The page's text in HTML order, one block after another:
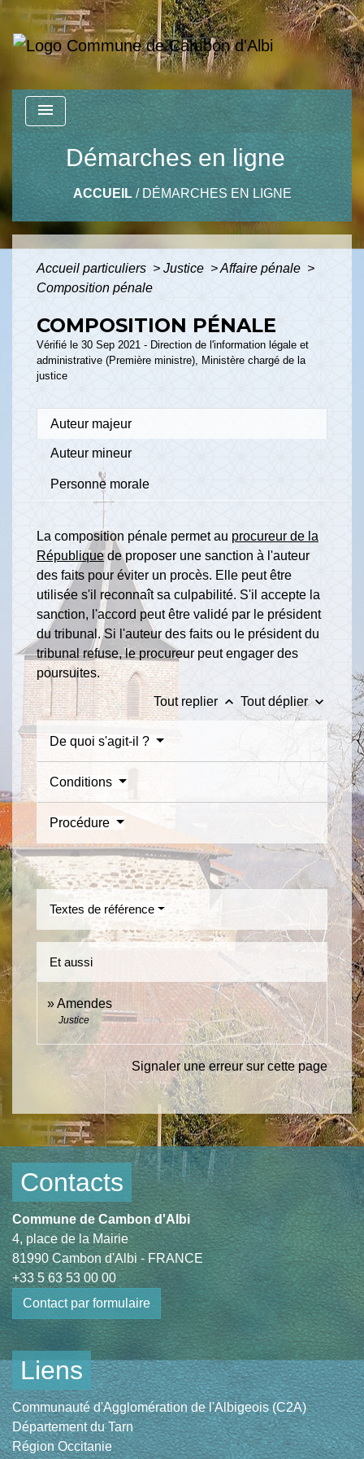
menu
Démarches en ligne
ACCUEIL/ DÉMARCHES EN LIGNE
Accueil particuliers > Justice >Affaire pénale >
Composition pénale
COMPOSITION PÉNALE
Vérifié le 30 Sep 2021 - Direction de l'information légale et
administrative (Première ministre), Ministère chargé de la
justice
Auteur majeur
Auteur mineur
Personne morale
La composition pénale permet au procureur de la
Républiquede proposer une sanction à l'auteur
des faits pour éviter un procès. Elle peut être
utilisée s'il reconnaît sa culpabilité. S'il accepte la
sanction, l'accord peut être validé par le président
du tribunal. Si l'auteur des faits ou le président du
tribunal refuse, le procureur peut engager des
poursuites.
Tout replier keyboard_arrow_up Tout déplierkeyboard_arrow_down
De quoi s'agit-il ?
Conditions
Procédure
Textes de référence
Et aussi
Amendes
Justice
Signaler une erreur sur cette page
Contacts
Commune de Cambon d'Albi
4, place de la Mairie
81990 Cambon d'Albi - FRANCE
+33 5 63 53 00 00
Contact par formulaire
Liens
Communauté d'Agglomération de l'Albigeois (C2A)
Département du Tarn
Région Occitanie